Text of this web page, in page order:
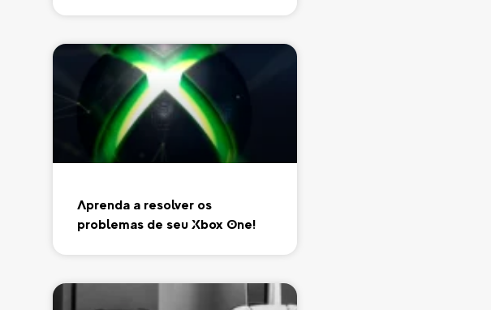
Aprenda a resolver os
problemas de seu Xbox One!